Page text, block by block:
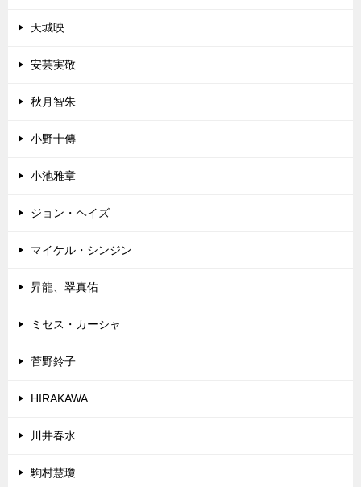
天城映
安芸実敬
秋月智朱
小野十傳
小池雅章
ジョン・ヘイズ
マイケル・シンジン
昇龍、翠真佑
ミセス・カーシャ
菅野鈴子
HIRAKAWA
川井春水
駒村慧瓊